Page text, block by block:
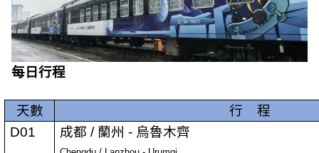
每日行程
天數 行
程
D01
成都 / 蘭州 - 烏魯木齊